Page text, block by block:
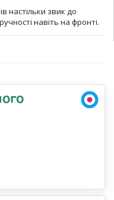
настільки звик до
навіть на фронті.